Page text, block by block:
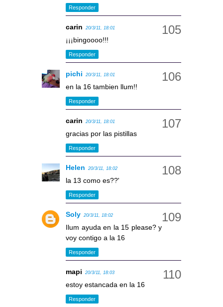
Responder
carin 20/3/11, 18:01
¡¡¡bingoooo!!!
Responder
pichi 20/3/11, 18:01
en la 16 tambien llum!!
Responder
carin 20/3/11, 18:01
gracias por las pistillas
Responder
Helen 20/3/11, 18:02
la 13 como es??'
Responder
Soly 20/3/11, 18:02
Ilum ayuda en la 15 please? y
voy contigo a la 16
Responder
mapi 20/3/11, 18:03
estoy estancada en la 16
Responder